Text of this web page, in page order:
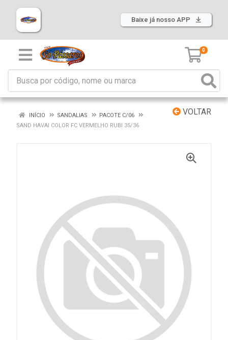
Baixe já nosso APP
0
VOLTAR
INÍCIO SANDALIAS
PACOTE C/06
SAND HAVAI COLOR FC VERMELHO RUBI 35/36